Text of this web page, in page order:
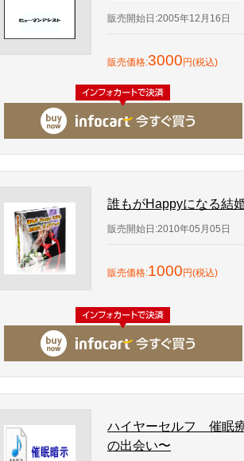
販売開始日:2005年12月16日
販売価格:3000円(税込)
誰もがHappyになる結
販売開始日:2010年05月05日
販売価格:1000円(税込)
ハイヤーセルフ 催眠
の出会い〜